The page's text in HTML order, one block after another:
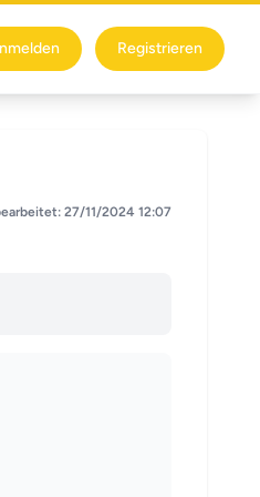
Registrieren
27/11/2024 12:07